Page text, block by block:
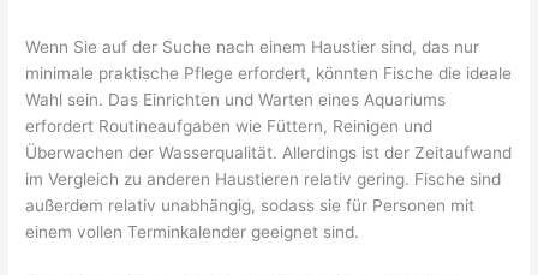
Wenn Sie auf der Suche nach einem Haustier sind, das nur
minimale praktische Pflege erfordert, könnten Fische die ideale
Wahl sein. Das Einrichten und Warten eines Aquariums
erfordert Routineaufgaben wie Füttern, Reinigen und
Überwachen der Wasserqualität. Allerdings ist der Zeitaufwand
im Vergleich zu anderen Haustieren relativ gering. Fische sind
außerdem relativ unabhängig, sodass sie für Personen mit
einem vollen Terminkalender geeignet sind.